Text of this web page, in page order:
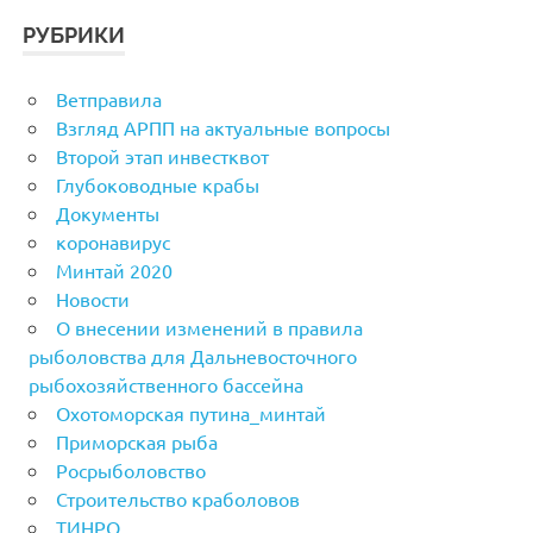
РУБРИКИ
Ветправила
Взгляд АРПП на актуальные вопросы
Второй этап инвестквот
Глубоководные крабы
Документы
коронавирус
Минтай 2020
Новости
О внесении изменений в правила
рыболовства для Дальневосточного
рыбохозяйственного бассейна
Охотоморская путина_минтай
Приморская рыба
Росрыболовство
Строительство краболовов
ТИНРО